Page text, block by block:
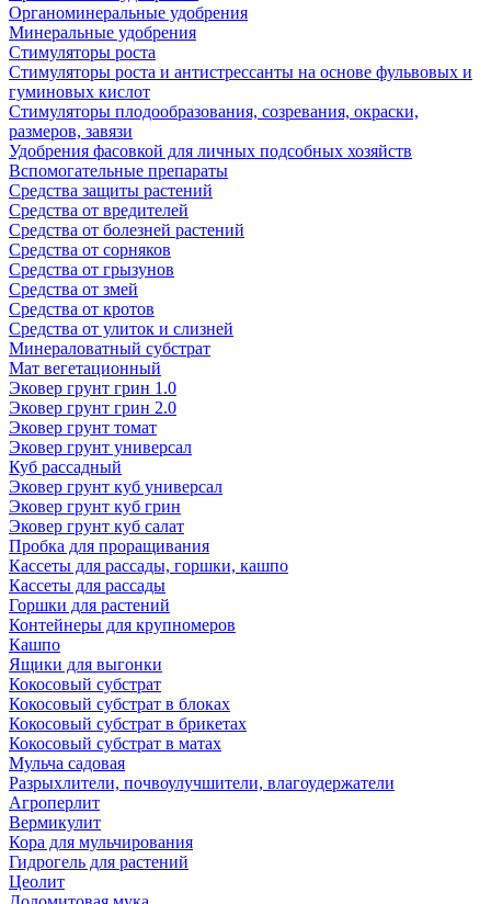
Органоминеральные удобрения
Минеральные удобрения
Стимуляторы роста
Стимуляторы роста и антистрессанты на основе фульвовых и
гуминовых кислот
Стимуляторы плодообразования, созревания, окраски,
размеров, завязи
Удобрения фасовкой для личных подсобных хозяйств
Вспомогательные препараты
Средства защиты растений
Средства от вредителей
Средства от болезней растений
Средства от сорняков
Средства от грызунов
Средства от змей
Средства от кротов
Средства от улиток и слизней
Минераловатный субстрат
Мат вегетационный
Эковер грунт грин 1.0
Эковер грунт грин 2.0
Эковер грунт томат
Эковер грунт универсал
Куб рассадный
Эковер грунт куб универсал
Эковер грунт куб грин
Эковер грунт куб салат
Пробка для проращивания
Кассеты для рассады, горшки, кашпо
Кассеты для рассады
Горшки для растений
Контейнеры для крупномеров
Кашпо
Ящики для выгонки
Кокосовый субстрат
Кокосовый субстрат в блоках
Кокосовый субстрат в брикетах
Кокосовый субстрат в матах
Мульча садовая
Разрыхлители, почвоулучшители, влагоудержатели
Агроперлит
Вермикулит
Кора для мульчирования
Гидрогель для растений
Цеолит